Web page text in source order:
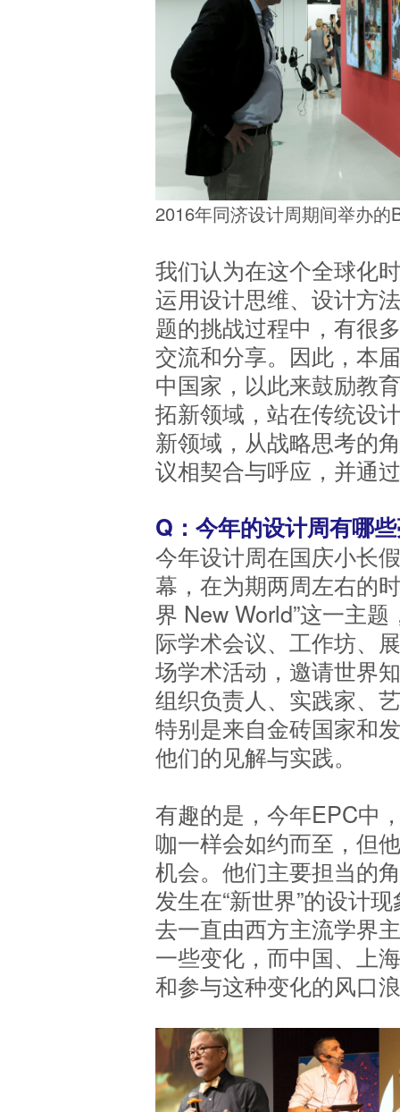
2016年同济设计周期间举办的
我们认为在这个全球化
运用设计思维、设计方
题的挑战过程中，有很
交流和分享。因此，本
中国家，以此来鼓励教
拓新领域，站在传统设
新领域，从战略思考的
议相契合与呼应，并通
Q：今年的设计周有哪
今年设计周在国庆小长
幕，在为期两周左右的
界 New World”这一主
际学术会议、工作坊、
场学术活动，邀请世界
组织负责人、实践家、
特别是来自金砖国家和
他们的见解与实践。
有趣的是，今年EPC中
咖一样会如约而至，但
机会。他们主要担当的
发生在“新世界”的设计
去一直由西方主流学界
一些变化，而中国、上
和参与这种变化的风口